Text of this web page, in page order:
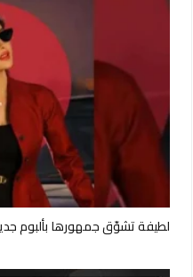
لطيفة تشوّق جمهورها بألبوم